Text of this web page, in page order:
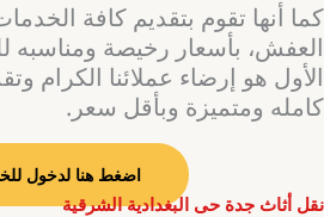
كما أنها تقوم بتقديم كافة
العفش، بأسعار رخيصة ومناسبه
الأول هو إرضاء عملائنا الكرام
كامله ومتميزة وبأقل سعر.
اضغط هنا لدخول
نقل أثاث جدة حى البغدادية الشرقية